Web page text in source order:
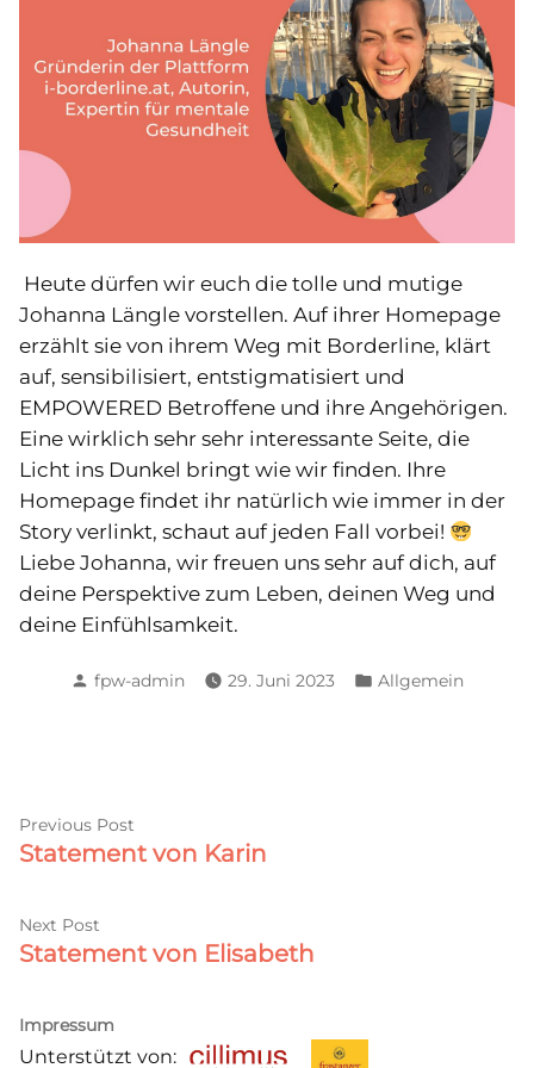
Heute dürfen wir euch die tolle und mutige
Johanna Längle vorstellen. Auf ihrer Homepage
erzählt sie von ihrem Weg mit Borderline, klärt
auf, sensibilisiert, entstigmatisiert und
EMPOWERED Betroffene und ihre Angehörigen.
Eine wirklich sehr sehr interessante Seite, die
Licht ins Dunkel bringt wie wir finden. Ihre
Homepage findet ihr natürlich wie immer in der
Story verlinkt, schaut auf jeden Fall vorbei!
Liebe Johanna, wir freuen uns sehr auf dich, auf
deine Perspektive zum Leben, deinen Weg und
deine Einfühlsamkeit.
Posted
fpw-admin 29. Juni 2023
Posted
Allgemein
Beitragsnavigation
Previous Post
post:
Statement von Karin
Next Post
post:
Statement von Elisabeth
Impressum
Unterstützt von: